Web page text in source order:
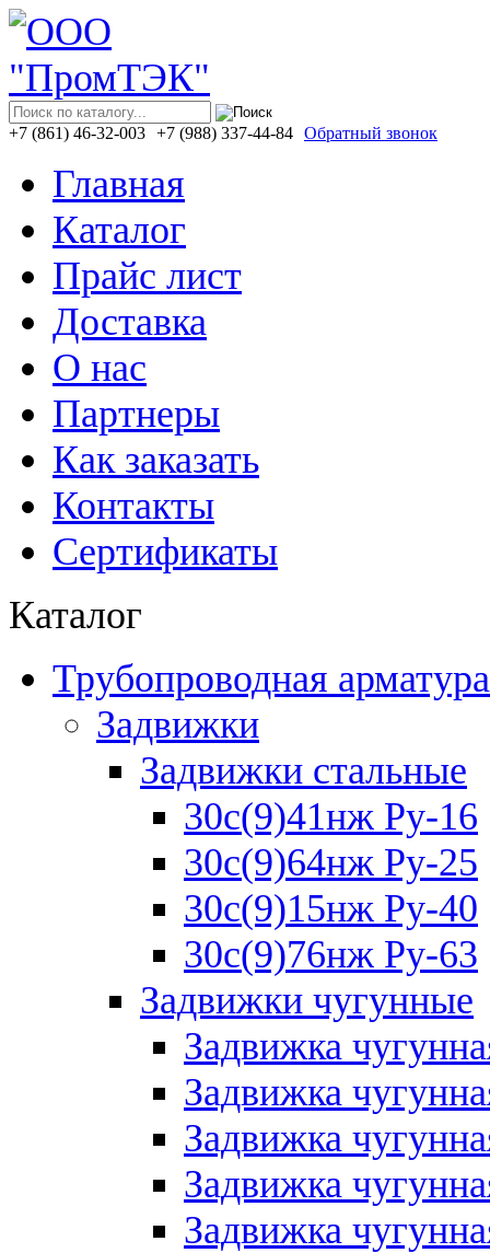
+7 (861) 46-32-003 +7 (988) 337-44-84 Обратный звонок
Главная
Каталог
Прайс лист
Доставка
О нас
Партнеры
Как заказать
Контакты
Сертификаты
Каталог
Трубопроводная арматура
Задвижки
Задвижки стальные
30с(9)41нж Ру-16
30с(9)64нж Ру-25
30с(9)15нж Ру-40
30с(9)76нж Ру-63
Задвижки чугунные
Задвижка
Задвижка
Задвижка
Задвижка
Задвижка